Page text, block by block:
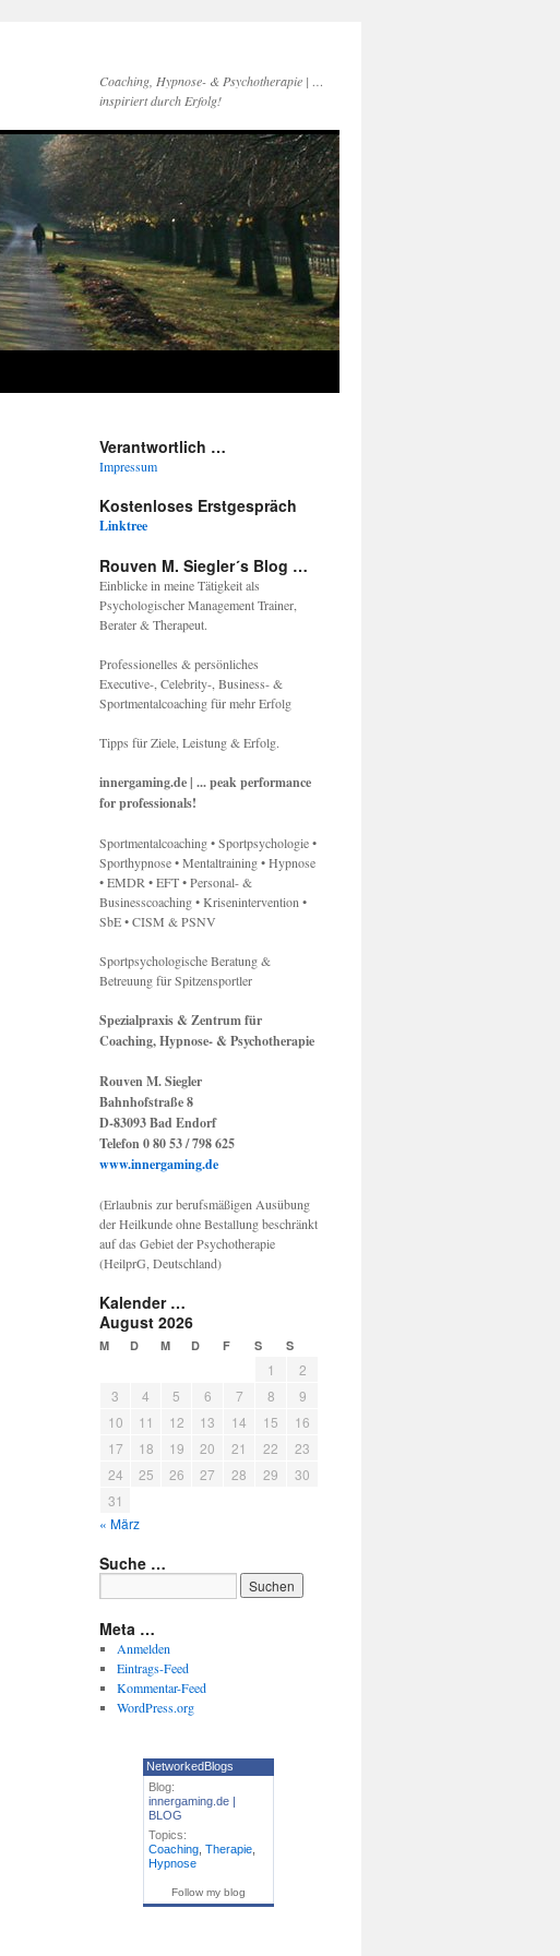
Coaching, Hypnose- & Psychotherapie | …
inspiriert durch Erfolg!
Verantwortlich …
Impressum
Kostenloses Erstgespräch
Linktree
Rouven M. Siegler´s Blog …
Einblicke in meine Tätigkeit als
Psychologischer Management Trainer,
Berater & Therapeut.
Professionelles & persönliches
Executive-, Celebrity-, Business- &
Sportmentalcoaching für mehr Erfolg
Tipps für Ziele, Leistung & Erfolg.
innergaming.de | ... peak performance
for professionals!
Sportmentalcoaching • Sportpsychologie •
Sporthypnose • Mentaltraining • Hypnose
• EMDR • EFT • Personal- &
Businesscoaching • Krisenintervention •
SbE • CISM & PSNV
Sportpsychologische Beratung &
Betreuung für Spitzensportler
Spezialpraxis & Zentrum für
Coaching, Hypnose- & Psychotherapie
Rouven M. Siegler
Bahnhofstraße 8
D-83093 Bad Endorf
Telefon 0 80 53 / 798 625
www.innergaming.de
(Erlaubnis zur berufsmäßigen Ausübung
der Heilkunde ohne Bestallung beschränkt
auf das Gebiet der Psychotherapie
(HeilprG, Deutschland)
Kalender …
August 2026
M D M D F S S
1
2
3
4 5 6 7 8
9
10
11 12 13 14 15
16
17
18 19 20 21 22
23
24
25 26 27 28 29
30
31
« März
Suche …
Meta …
Anmelden
Eintrags-Feed
Kommentar-Feed
WordPress.org
NetworkedBlogs
Blog:
innergaming.de |
BLOG
Topics:
Coaching Therapie
Hypnose
Follow my blog